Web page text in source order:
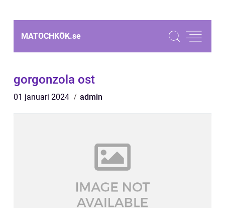
MATOCHKÖK.se
gorgonzola ost
01 januari 2024 admin